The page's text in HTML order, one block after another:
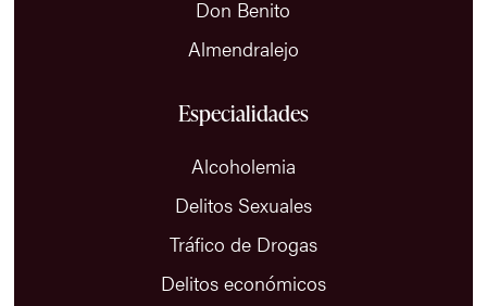
Don Benito
Almendralejo
Especialidades
Alcoholemia
Delitos Sexuales
Tráfico de Drogas
Delitos económicos